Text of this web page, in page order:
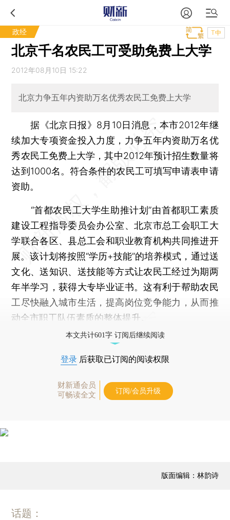
政经 T中
北京千名农民工可受助免费上大学
2012年08月10日 15:22
北京力争五年内资助万名优秀农民工免费上大学
据《北京日报》8月10日消息，本市2012年继
续加大专项资金投入力度，力争五年内资助万名优
秀农民工免费上大学，其中2012年预计招生数量将
达到1000名。符合条件的农民工可填写申请表申请
资助。
“首都农民工大学生助推计划”由首都职工素质
建设工程指导委员会办公室、北京市总工会职工大
学联合各区、县总工会和职业教育机构共同推进开
展。该计划将按照“学历+技能”的培养模式，通过送
文化、送知识、送技能等方式让农民工经过为期两
年半学习，获得大专毕业证书。这有利于帮助农民
工尽快融入城市生活，提高岗位竞争能力，从而推
动全市职工队伍素质的整体提升。
本文共计601字 订阅后继续阅读
登录 后获取已订阅的阅读权限
财新通会员
可畅读全文
订阅/会员升级
版面编辑：林韵诗
话题：